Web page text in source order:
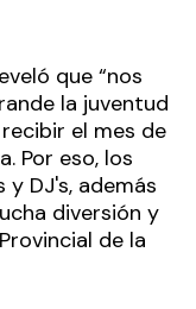
que “nos
la juventud
el mes de
Por eso, los
DJ's, además
diversión y
de la